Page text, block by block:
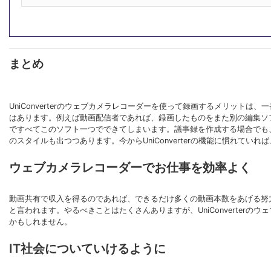
まとめ
UniConverterのウェブカメラレコーダーを使って録画するメリットは、
はあります。例えば動画配信者であれば、録画したものをまた別の編集
ですべてこのソフト一つでできてしまいます。議事録を作成する場合で
のスタイルも出つつあります。今からUniConverterの機能に慣れていれ
ウェブカメラレコーダーでお仕事を効率よく
動画共有で収入を得るのであれば、できるだけ多くの動画本数をあげる
と言われます。やるべきことはたくさんありますが、UniConverterのウ
かもしれません。
IT社会についていけるように